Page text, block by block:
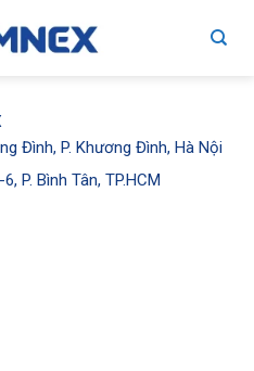
Đình, P. Khương Đình, Hà Nội
P. Bình Tân, TP.HCM